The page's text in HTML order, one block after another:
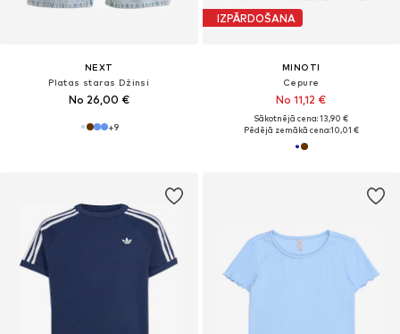
NEXT
Platas staras Džinsi
No 26,00 €
+9
IZPĀRDOŠANA
MINOTI
Cepure
No 11,12 €
Sākotnējā cena: 13,90 €
Pēdējā zemākā cena:10,01 €